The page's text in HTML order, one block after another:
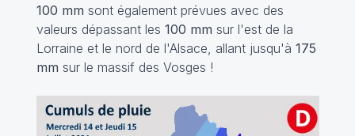
100 mm sont également prévues avec des
valeurs dépassant les 100 mm sur l'est de la
Lorraine et le nord de l'Alsace, allant jusqu'à 175
mm sur le massif des Vosges !